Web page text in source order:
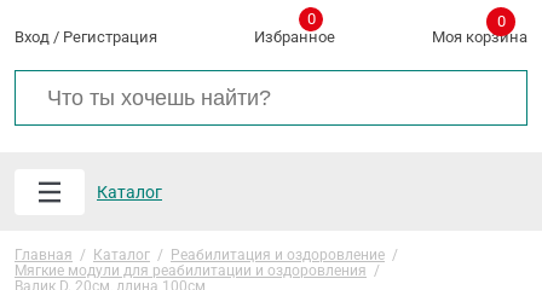
Вход / Регистрация Избранное
0
Моя корзина
0
Каталог
Главная / Каталог / Реабилитация и оздоровление /
Мягкие модули для реабилитации и оздоровления /
Валик D. 20см, длина 100см